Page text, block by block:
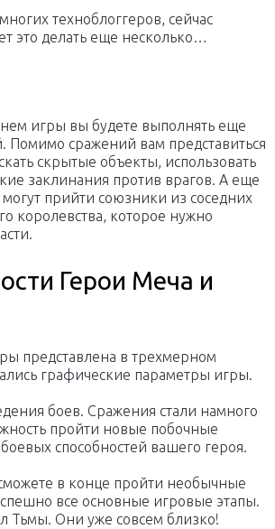
техноблоггеров, сейчас
это делать еще несколько…
игры вы будете выполнять еще
Помимо сражений вам представиться
скрытые объекты, использовать
заклинания против врагов. А еще
прийти союзники из соседних
королевства, которое нужно
Герои Меча и
представлена в трехмерном
графические параметры игры.
боев. Сражения стали намного
пройти новые побочные
способностей вашего героя.
в конце пройти необычные
все основные игровые этапы.
Тьмы. Они уже совсем близко!